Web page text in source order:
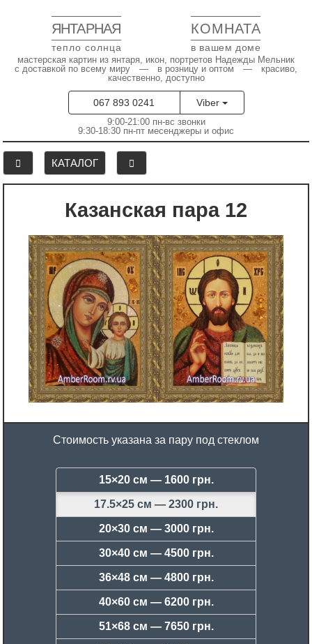
ЯНТАРНАЯ КОМНАТА
тепло солнца в вашем доме
мастерская картин из янтаря, икон, портретов Надежды Мельник
с доставкой по всему миру — в розницу и оптом — красиво,
качественно, доступно
067 893 0241 Viber
9:00-21:00 пн-вс звонки
9:30-18:30 пн-пт месенджеры и офис
КАТАЛОГ
Казанская пара 12
Стоимость указана за пару под стеклом
15×20 см — 1600 грн.
17.5×25 см — 2300 грн.
20×30 см — 3000 грн.
30×40 см — 4500 грн.
36×48 см — 4800 грн.
40×60 см — 6200 грн.
51×68 см — 7650 грн.